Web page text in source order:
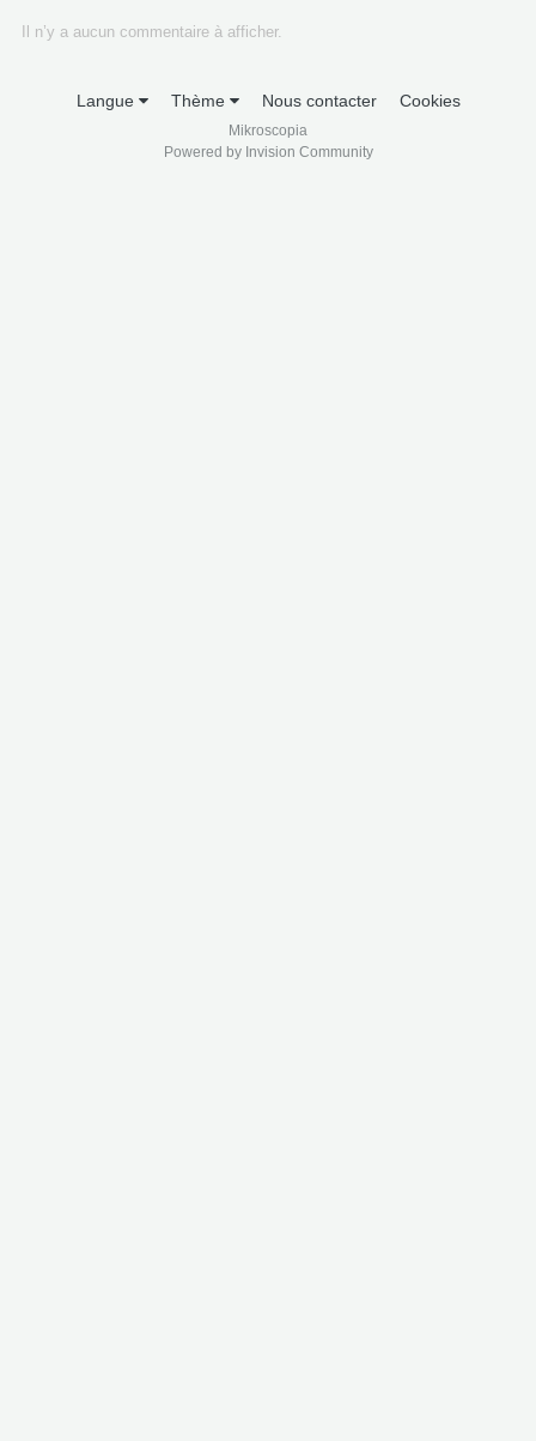
Il n’y a aucun commentaire à afficher.
Langue Thème Nous contacter Cookies
Mikroscopia
Powered by Invision Community